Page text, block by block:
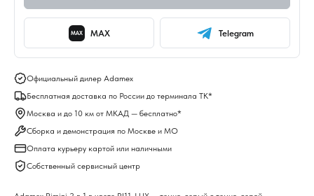
MAX MAX Telegram
Официальный дилер Adamex
Бесплатная доставка по России до терминала ТК*
Москва и до 10 км от МКАД — бесплатно*
Сборка и демонстрация по Москве и МО
Оплата курьеру картой или наличными
Собственный сервисный центр